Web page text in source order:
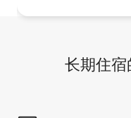
长期住